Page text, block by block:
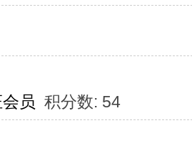
员 积分数: 54